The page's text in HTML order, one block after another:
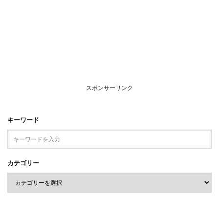
スポンサーリンク
キーワード
カテゴリー